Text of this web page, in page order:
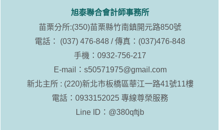
旭泰聯合會計師事務所
苗栗分所:(350)苗栗縣竹南鎮開元路850號
電話： (037) 476-848 / 傳真：(037)476-848
手機：0932-756-217
E-mail： s50571975@gmail.com
新北主所 : (220)新北市板橋區華江一路41號11樓
電話：0933152025 專線尊榮服務
Line ID： @380qftjb